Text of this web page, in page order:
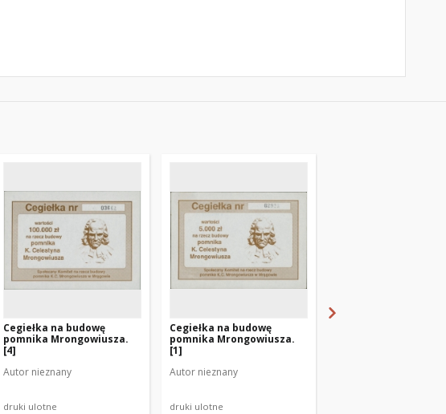
Cegiełka na budowę
pomnika Mrongowiusza.
[4]
Autor nieznany
druki ulotne
Cegiełka na budowę
pomnika Mrongowiusza.
[1]
Autor nieznany
druki ulotne